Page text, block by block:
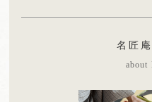
名匠
about